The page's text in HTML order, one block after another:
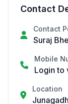
Contact
Contact
Suraj
Mobile
Login to
Location
Junagadh